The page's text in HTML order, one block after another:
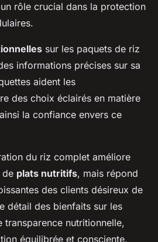
rôle crucial dans la protection
sur les paquets de riz
informations précises sur sa
aident les
des choix éclairés en matière
la confiance envers ce
du riz complet améliore
de plats nutritifs, mais répond
des clients désireux de
détail des bienfaits sur les
transparence nutritionnelle,
équilibrée et consciente.